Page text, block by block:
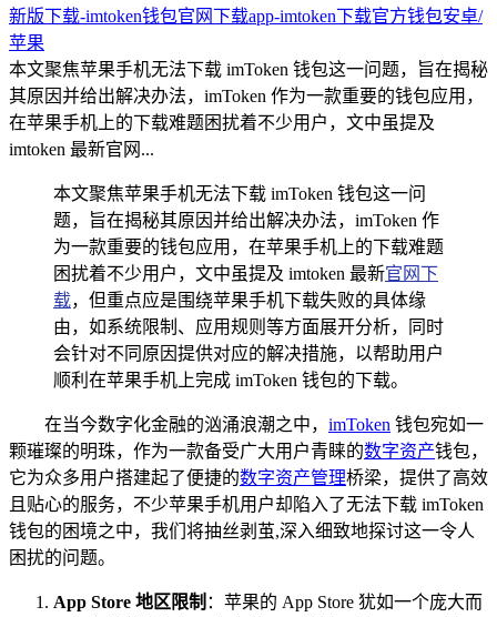
新版下载-imtoken钱包官网下载app-imtoken下载官方钱包安卓/
苹果
本文聚焦苹果手机无法下载 imToken 钱包这一问题，旨在揭秘
其原因并给出解决办法，imToken 作为一款重要的钱包应用，
在苹果手机上的下载难题困扰着不少用户，文中虽提及
imtoken 最新官网...
本文聚焦苹果手机无法下载 imToken 钱包这一问
题，旨在揭秘其原因并给出解决办法，imToken 作
为一款重要的钱包应用，在苹果手机上的下载难题
困扰着不少用户，文中虽提及 imtoken 最新官网下
载，但重点应是围绕苹果手机下载失败的具体缘
由，如系统限制、应用规则等方面展开分析，同时
会针对不同原因提供对应的解决措施，以帮助用户
顺利在苹果手机上完成 imToken 钱包的下载。
在当今数字化金融的汹涌浪潮之中， imToken 钱包宛如一
颗璀璨的明珠，作为一款备受广大用户青睐的数字资产钱包，
它为众多用户搭建起了便捷的数字资产管理桥梁，提供了高效
且贴心的服务，不少苹果手机用户却陷入了无法下载 imToken
钱包的困境之中，我们将抽丝剥茧,深入细致地探讨这一令人
困扰的问题。
App Store 地区限制 ：苹果的 App Store 犹如一个庞大而